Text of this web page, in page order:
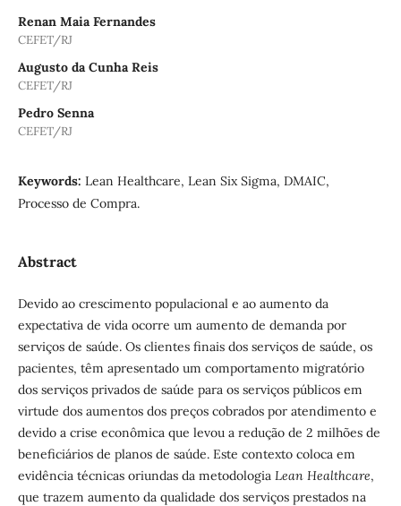
Renan Maia Fernandes
CEFET/RJ
Augusto da Cunha Reis
CEFET/RJ
Pedro Senna
CEFET/RJ
Keywords: Lean Healthcare, Lean Six Sigma, DMAIC,
Processo de Compra.
Abstract
Devido ao crescimento populacional e ao aumento da
expectativa de vida ocorre um aumento de demanda por
serviços de saúde. Os clientes finais dos serviços de saúde, os
pacientes, têm apresentado um comportamento migratório
dos serviços privados de saúde para os serviços públicos em
virtude dos aumentos dos preços cobrados por atendimento e
devido a crise econômica que levou a redução de 2 milhões de
beneficiários de planos de saúde. Este contexto coloca em
evidência técnicas oriundas da metodologia Lean Healthcare,
que trazem aumento da qualidade dos serviços prestados na